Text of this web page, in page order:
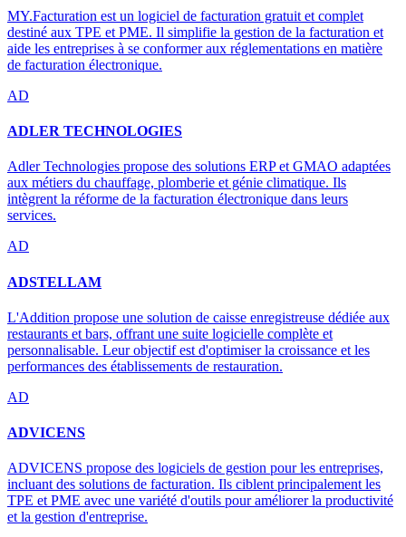
MY.Facturation est un logiciel de facturation gratuit et complet
destiné aux TPE et PME. Il simplifie la gestion de la facturation et
aide les entreprises à se conformer aux réglementations en matière
de facturation électronique.
AD
ADLER TECHNOLOGIES
Adler Technologies propose des solutions ERP et GMAO adaptées
aux métiers du chauffage, plomberie et génie climatique. Ils
intègrent la réforme de la facturation électronique dans leurs
services.
AD
ADSTELLAM
L'Addition propose une solution de caisse enregistreuse dédiée aux
restaurants et bars, offrant une suite logicielle complète et
personnalisable. Leur objectif est d'optimiser la croissance et les
performances des établissements de restauration.
AD
ADVICENS
ADVICENS propose des logiciels de gestion pour les entreprises,
incluant des solutions de facturation. Ils ciblent principalement les
TPE et PME avec une variété d'outils pour améliorer la productivité
et la gestion d'entreprise.